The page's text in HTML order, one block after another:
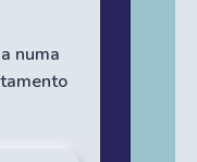
numa